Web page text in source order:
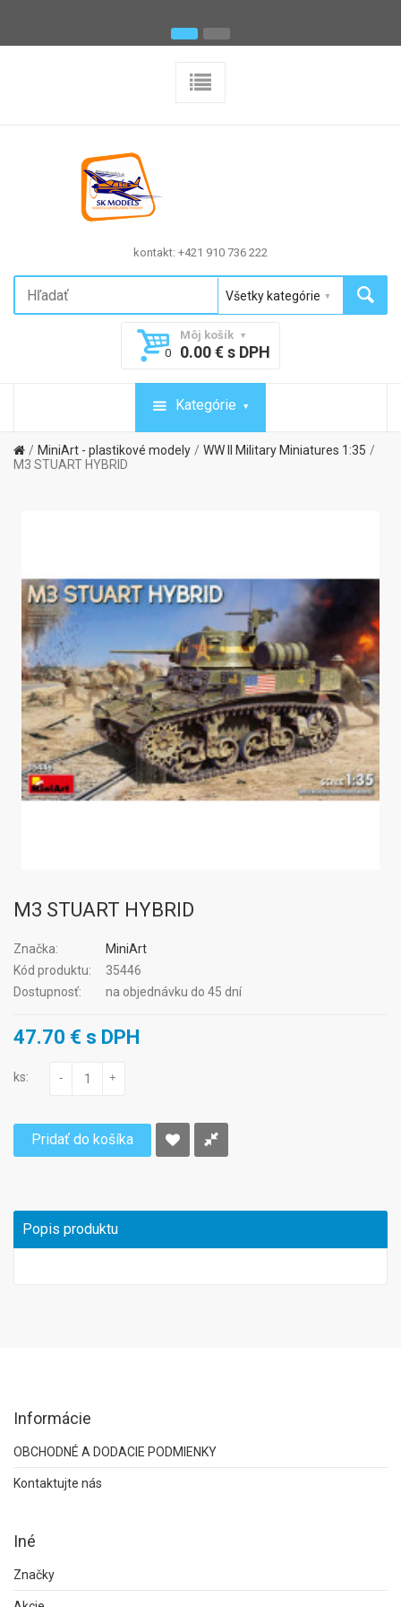
kontakt: +421 910 736 222
Môj košík
0
0.00 € s DPH
Kategórie
MiniArt - plastikové modely
WW II Military Miniatures 1:35
M3 STUART HYBRID
M3 STUART HYBRID
Značka:
MiniArt
Kód produktu:
35446
Dostupnosť:
na objednávku do 45 dní
47.70 € s DPH
ks: - +
Pridať do košíka
Popis produktu
Informácie
OBCHODNÉ A DODACIE PODMIENKY
Kontaktujte nás
Iné
Značky